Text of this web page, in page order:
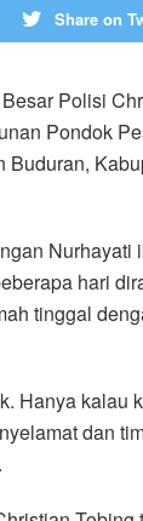
Share on
Polisi
Pondok
Buduran,
Nurhayati
hari
tinggal
Hanya kalau
dan